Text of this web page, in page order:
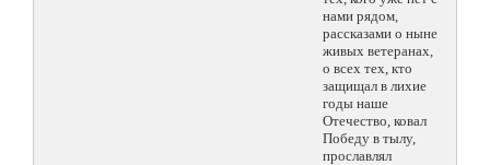
нами рядом,
рассказами о ныне
живых ветеранах,
о всех тех, кто
защищал в лихие
годы наше
Отечество, ковал
Победу в тылу,
прославлял